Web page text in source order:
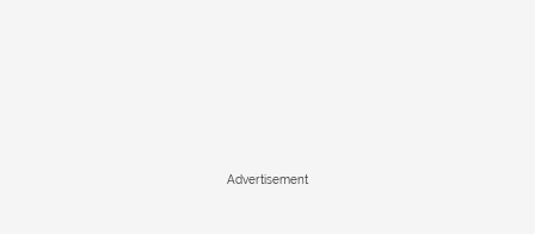
Advertisement